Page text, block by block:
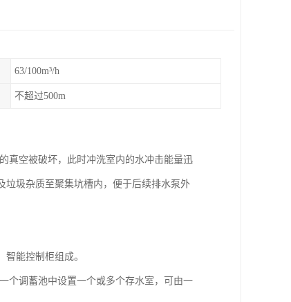
63/100m³/h
不超过500m
真空被破坏，此时冲洗室内的水冲击能量迅
垃圾杂质至聚集坑槽内，便于后续排水泵外
能控制柜组成。
个调蓄池中设置一个或多个存水室，可由一